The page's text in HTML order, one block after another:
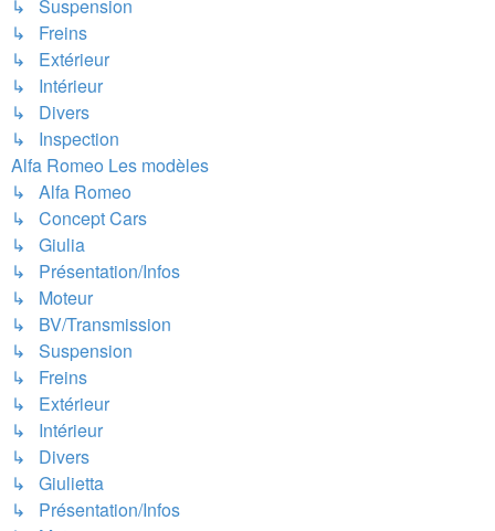
↳ Suspension
↳ Freins
↳ Extérieur
↳ Intérieur
↳ Divers
↳ Inspection
Alfa Romeo Les modèles
↳ Alfa Romeo
↳ Concept Cars
↳ Giulia
↳ Présentation/Infos
↳ Moteur
↳ BV/Transmission
↳ Suspension
↳ Freins
↳ Extérieur
↳ Intérieur
↳ Divers
↳ Giulietta
↳ Présentation/Infos